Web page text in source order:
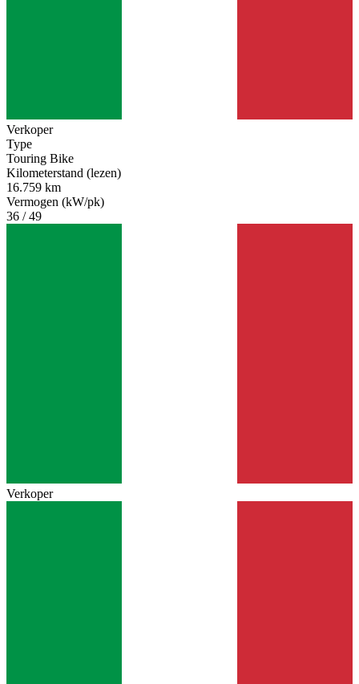
Verkoper
Type
Touring Bike
Kilometerstand (lezen)
16.759 km
Vermogen (kW/pk)
36 / 49
Verkoper